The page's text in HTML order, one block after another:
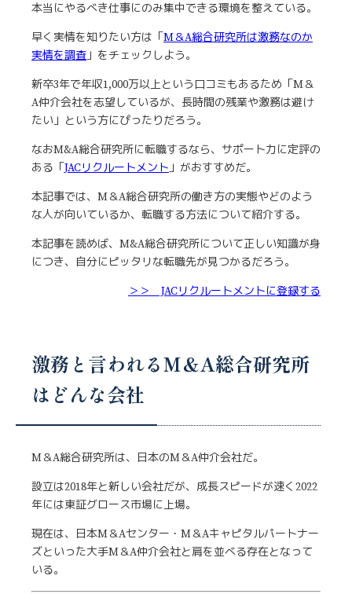
本当にやるべき仕事にのみ集中できる環境を整えている。
早く実情を知りたい方は「 M＆A総合研究所は激務なのか
実情を調査」をチェックしよう。
新卒3年で年収1,000万以上という口コミもあるため「M＆
A仲介会社を志望しているが、長時間の残業や激務は避け
たい」という方にぴったりだろう。
なおM&A総合研究所に転職するなら、サポート力に定評の
ある「 JACリクルートメント」がおすすめだ。
本記事では、M＆A総合研究所の働き方の実態やどのよう
な人が向いているか、転職する方法について紹介する。
本記事を読めば、M&A総合研究所について正しい知識が身
につき、自分にピッタリな転職先が見つかるだろう。
＞＞ JACリクルートメントに登録する
激務と言われるM＆A総合研究所
はどんな会社
M＆A総合研究所は、日本のM＆A仲介会社だ。
設立は2018年と新しい会社だが、成長スピードが速く2022
年には東証グロース市場に上場。
現在は、日本M＆Aセンター・M＆Aキャピタルパートナー
ズといった大手M＆A仲介会社と肩を並べる存在となって
いる。